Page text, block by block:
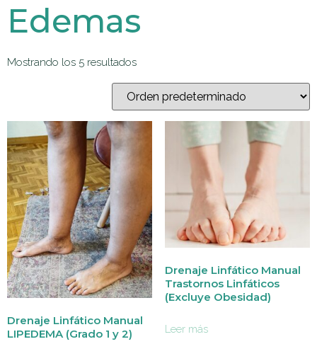
Edemas
Mostrando los 5 resultados
Drenaje Linfático Manual
LIPEDEMA (Grado 1 y 2)
Drenaje Linfático Manual
Trastornos Linfáticos
(Excluye Obesidad)
Leer más